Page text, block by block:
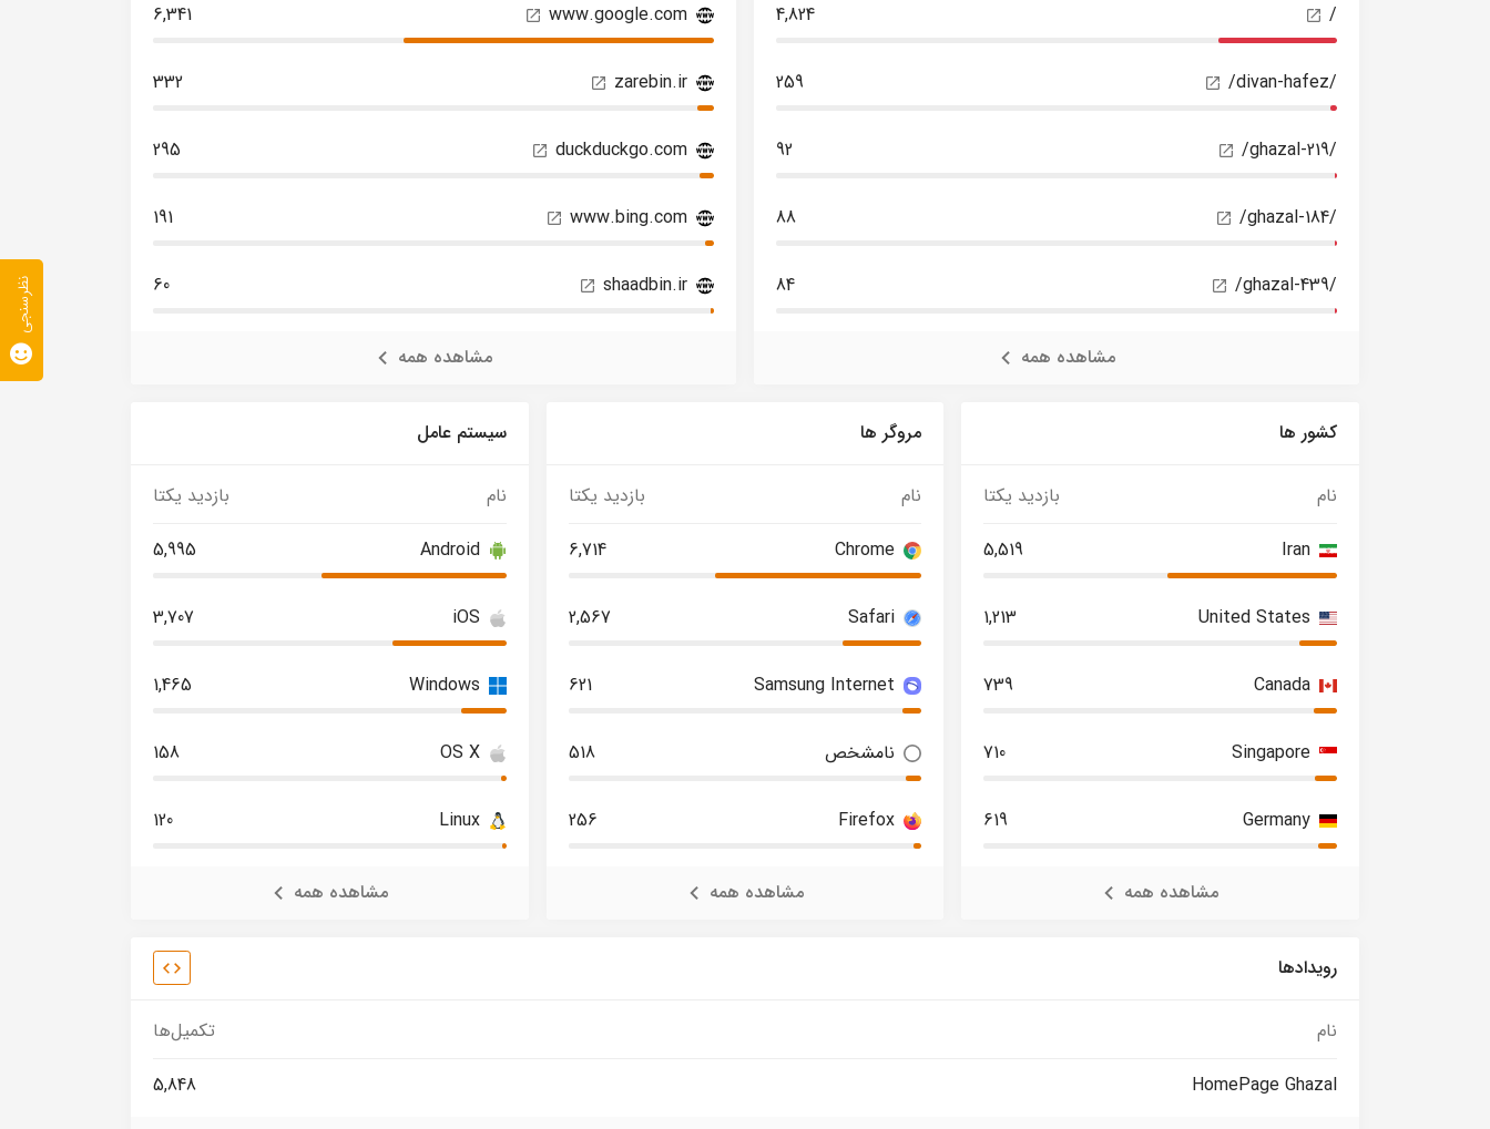
/
4,824
/divan-hafez/
259
/ghazal-219/
92
/ghazal-184/
88
/ghazal-439/
84
مشاهده همه
www.google.com
6,341
zarebin.ir
332
duckduckgo.com
295
www.bing.com
191
shaadbin.ir
60
مشاهده همه
کشور ها
نام
بازدید یکتا
Iran
5,519
United States
1,213
Canada
739
Singapore
710
Germany
619
مشاهده همه
مروگر ها
نام
بازدید یکتا
Chrome
6,714
Safari
2,567
Samsung Internet
621
نامشخص 518
Firefox
256
مشاهده همه
سیستم عامل
نام
بازدید یکتا
Android
5,995
iOS
3,707
Windows
1,465
OS X
158
Linux
120
مشاهده همه
رویدادها
نام
تکمیل‌ها
HomePage Ghazal
5,848
نظرسنجی